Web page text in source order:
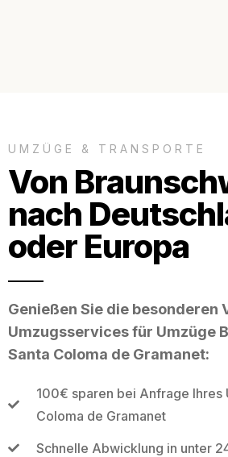
UMZÜGE & TRANSPORTE
Von
nach
oder Europa
Genießen Sie die besonderen
Umzugsservices für Umzüge
Santa Coloma de Gramanet:
100€ sparen bei Anfrage Ihres
Coloma de Gramanet
Schnelle Abwicklung in unter